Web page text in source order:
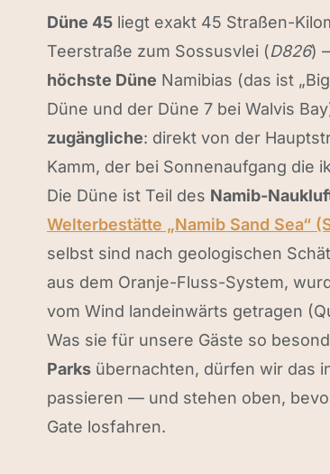
Düne 45 liegt exakt 45 Straßen-
Teerstraße zum Sossusvlei (D826)
höchste Düne Namibias (das ist
Düne und der Düne 7 bei Walvis
zugängliche: direkt von der
Kamm, der bei Sonnenaufgang die
Die Düne ist Teil des Namib-
Welterbestätte „Namib Sand Sea“
selbst sind nach geologischen
aus dem Oranje-Fluss-System,
vom Wind landeinwärts getragen
Was sie für unsere Gäste so
Parks übernachten, dürfen wir das
passieren — und stehen oben,
Gate losfahren.